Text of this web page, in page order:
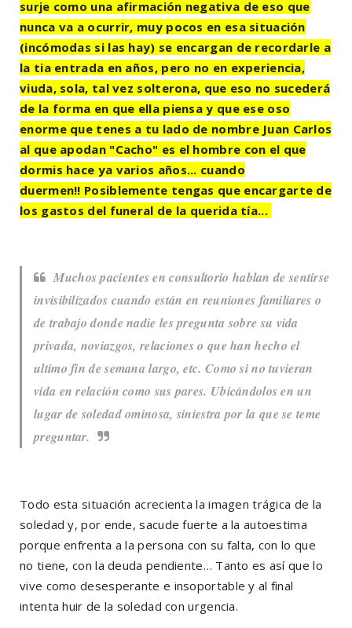
surje como una afirmación negativa de eso que
nunca va a ocurrir, muy pocos en esa situación
(incómodas si las hay) se encargan de recordarle a
la tia entrada en años, pero no en experiencia,
viuda, sola, tal vez solterona, que eso no sucederá
de la forma en que ella piensa y que ese oso
enorme que tenes a tu lado de nombre Juan Carlos
al que apodan "Cacho" es el hombre con el que
dormis hace ya varios años... cuando
duermen!! Posiblemente tengas que encargarte de
los gastos del funeral de la querida tía...
Muchos pacientes en consultorio hablan de sentirse
invisibilizados cuando están en reuniones familiares o
de trabajo donde nadie les pregunta sobre su vida
privada, noviazgos, relaciones o que han hecho el
ultimo fin de semana largo, etc. Como si no tuvieran
vida en relación como sus pares. Ubicándolos en un
lugar de soledad ominosa, siniestra por la que se teme
preguntar.
Todo esta situación acrecienta la imagen trágica de la
soledad y, por ende, sacude fuerte a la autoestima
porque enfrenta a la persona con su falta, con lo que
no tiene, con la deuda pendiente… Tanto es así que lo
vive como desesperante e insoportable y al final
intenta huir de la soledad con urgencia.